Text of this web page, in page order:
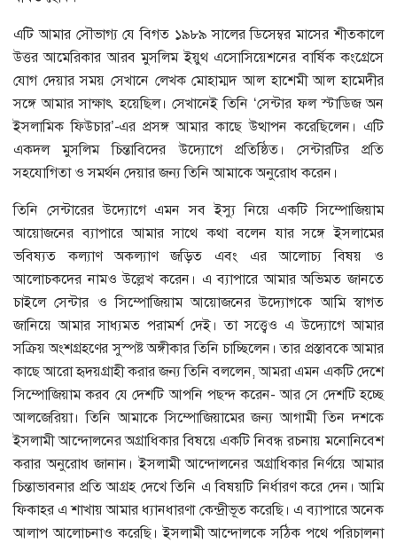
এটি আমার সৌভাগ্য যে বিগত ১৯৮৯ সালের ডিসেম্বর মাসের শীতকালে
উত্তর আমেরিকার আরব মুসলিম ইয়ুথ এসোসিয়েশনের বার্ষিক কংগ্রেসে
যোগ দেয়ার সময় সেখানে লেখক মোহাম্মদ আল হাশেমী আল হামেদীর
সঙ্গে আমার সাক্ষাৎ হয়েছিল। সেখানেই তিনি ‘সেন্টার ফল স্টাডিজ অন
ইসলামিক ফিউচার’-এর প্রসঙ্গ আমার কাছে উত্থাপন করেছিলেন। এটি
একদল মুসলিম চিন্তাবিদের উদ্যোগে প্রতিষ্ঠিত। সেন্টারটির প্রতি
সহযোগিতা ও সমর্থন দেয়ার জন্য তিনি আমাকে অনুরোধ করেন।
তিনি সেন্টারের উদ্যোগে এমন সব ইস্যু নিয়ে একটি সিম্পোজিয়াম
আয়োজনের ব্যাপারে আমার সাথে কথা বলেন যার সঙ্গে ইসলামের
ভবিষ্যত কল্যাণ অকল্যাণ জড়িত এবং এর আলোচ্য বিষয় ও
আলোচকদের নামও উল্লেখ করেন। এ ব্যাপারে আমার অভিমত জানতে
চাইলে সেন্টার ও সিম্পোজিয়াম আয়োজনের উদ্যোগকে আমি স্বাগত
জানিয়ে আমার সাধ্যমত পরামর্শ দেই। তা সত্ত্বেও এ উদ্যোগে আমার
সক্রিয় অংশগ্রহণের সুস্পষ্ট অঙ্গীকার তিনি চাচ্ছিলেন। তার প্রস্তাবকে আমার
কাছে আরো হৃদয়গ্রাহী করার জন্য তিনি বললেন, আমরা এমন একটি দেশে
সিম্পোজিয়াম করব যে দেশটি আপনি পছন্দ করেন- আর সে দেশটি হচ্ছে
আলজেরিয়া। তিনি আমাকে সিম্পোজিয়ামের জন্য আগামী তিন দশকে
ইসলামী আন্দোলনের অগ্রাধিকার বিষয়ে একটি নিবন্ধ রচনায় মনোনিবেশ
করার অনুরোধ জানান। ইসলামী আন্দোলনের অগ্রাধিকার নির্ণয়ে আমার
চিন্তাভাবনার প্রতি আগ্রহ দেখে তিনি এ বিষয়টি নির্ধারণ করে দেন। আমি
ফিকাহর এ শাখায় আমার ধ্যানধারণা কেন্দ্রীভূত করেছি। এ ব্যাপারে অনেক
আলাপ আলোচনাও করেছি। ইসলামী আন্দোলকে সঠিক পথে পরিচালনা